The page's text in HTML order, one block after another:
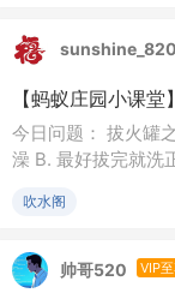
【蚂蚁庄园小课
今日问题： 拔火罐
澡 B. 最好拔完就
吹水阁
帅哥520 VIP